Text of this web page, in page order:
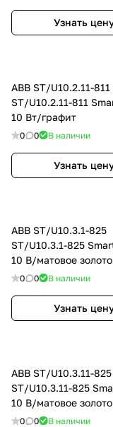
Узнать
ABB ST/U10.2.11-811
ST/U10.2.11-811
10 Вт/графит
0 0 В наличии
Узнать
ABB ST/U10.3.1-825
ST/U10.3.1-825
10 B/матовое золото
0 0 В наличии
Узнать
ABB ST/U10.3.11-825
ST/U10.3.11-825
10 B/матовое золото
0 0 В наличии